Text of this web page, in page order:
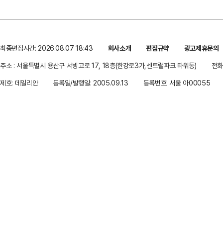
최종편집시간: 2026.08.07 18:43 회사소개 편집규약
광고제휴문의
주소 : 서울특별시 용산구 서빙고로 17, 18층(한강로3가,센트럴파크 타워동)
전
제호: 데일리안
등록일/발행일: 2005.09.13 등록번호: 서울 아00055